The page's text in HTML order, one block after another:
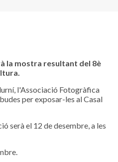
la mostra resultant del 8è
l'Associació Fotogràfica
per exposar-les al Casal
serà el 12 de desembre, a les